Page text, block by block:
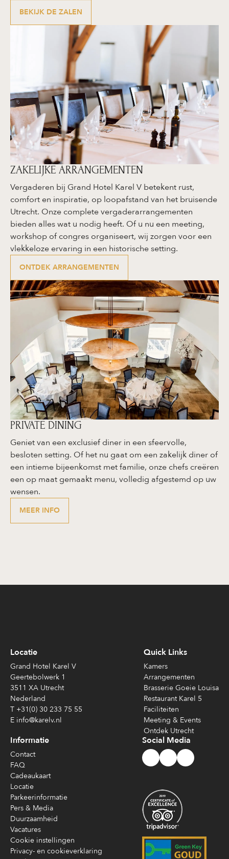
BEKIJK DE ZALEN
ZAKELIJKE ARRANGEMENTEN
Vergaderen bij Grand Hotel Karel V betekent rust,
comfort en inspiratie, op loopafstand van het bruisende
Utrecht. Onze complete vergaderarrangementen
bieden alles wat u nodig heeft. Of u nu een meeting,
workshop of congres organiseert, wij zorgen voor een
vlekkeloze ervaring in een historische setting.
ONTDEK ARRANGEMENTEN
PRIVATE DINING
Geniet van een exclusief diner in een sfeervolle,
besloten setting. Of het nu gaat om een zakelijk diner of
een intieme bijeenkomst met familie, onze chefs creëren
een op maat gemaakt menu, volledig afgestemd op uw
wensen.
MEER INFO
Locatie
Grand Hotel Karel V
Geertebolwerk 1
3511 XA Utrecht
Nederland
T +31(0) 30 233 75 55
E info@karelv.nl
Quick Links
Kamers
Arrangementen
Brasserie Goeie Louisa
Restaurant Karel 5
Faciliteiten
Meeting & Events
Ontdek Utrecht
Informatie
Contact
FAQ
Cadeaukaart
Locatie
Parkeerinformatie
Pers & Media
Duurzaamheid
Vacatures
Cookie instellingen
Privacy- en cookieverklaring
Social Media